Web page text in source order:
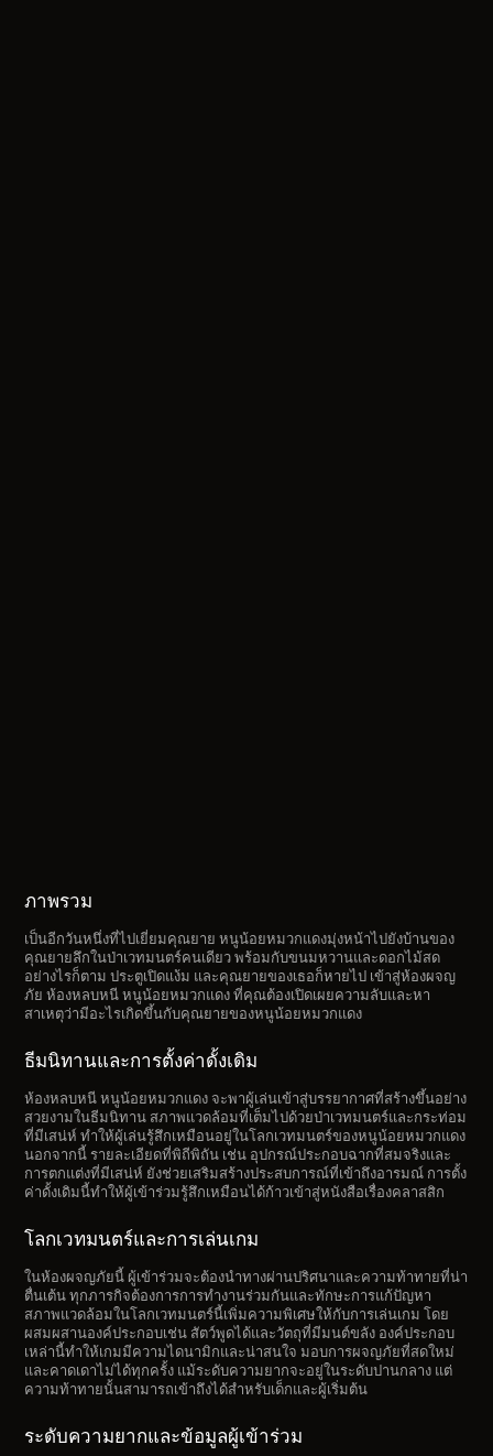
ภาพรวม
เป็นอีกวันหนึ่งที่ไปเยี่ยมคุณยาย หนูน้อยหมวกแดงมุ่งหน้าไปยังบ้านของ
คุณยายลึกในป่าเวทมนตร์คนเดียว พร้อมกับขนมหวานและดอกไม้สด
อย่างไรก็ตาม ประตูเปิดแง้ม และคุณยายของเธอก็หายไป เข้าสู่ห้องผจญ
ภัย ห้องหลบหนี หนูน้อยหมวกแดง ที่คุณต้องเปิดเผยความลับและหา
สาเหตุว่ามีอะไรเกิดขึ้นกับคุณยายของหนูน้อยหมวกแดง
ธีมนิทานและการตั้งค่าดั้งเดิม
ห้องหลบหนี หนูน้อยหมวกแดง จะพาผู้เล่นเข้าสู่บรรยากาศที่สร้างขึ้นอย่าง
สวยงามในธีมนิทาน สภาพแวดล้อมที่เต็มไปด้วยป่าเวทมนตร์และกระท่อม
ที่มีเสน่ห์ ทำให้ผู้เล่นรู้สึกเหมือนอยู่ในโลกเวทมนตร์ของหนูน้อยหมวกแดง
นอกจากนี้ รายละเอียดที่พิถีพิถัน เช่น อุปกรณ์ประกอบฉากที่สมจริงและ
การตกแต่งที่มีเสน่ห์ ยังช่วยเสริมสร้างประสบการณ์ที่เข้าถึงอารมณ์ การตั้ง
ค่าดั้งเดิมนี้ทำให้ผู้เข้าร่วมรู้สึกเหมือนได้ก้าวเข้าสู่หนังสือเรื่องคลาสสิก
โลกเวทมนตร์และการเล่นเกม
ในห้องผจญภัยนี้ ผู้เข้าร่วมจะต้องนำทางผ่านปริศนาและความท้าทายที่น่า
ตื่นเต้น ทุกภารกิจต้องการการทำงานร่วมกันและทักษะการแก้ปัญหา
สภาพแวดล้อมในโลกเวทมนตร์นี้เพิ่มความพิเศษให้กับการเล่นเกม โดย
ผสมผสานองค์ประกอบเช่น สัตว์พูดได้และวัตถุที่มีมนต์ขลัง องค์ประกอบ
เหล่านี้ทำให้เกมมีความไดนามิกและน่าสนใจ มอบการผจญภัยที่สดใหม่
และคาดเดาไม่ได้ทุกครั้ง แม้ระดับความยากจะอยู่ในระดับปานกลาง แต่
ความท้าทายนั้นสามารถเข้าถึงได้สำหรับเด็กและผู้เริ่มต้น
ระดับความยากและข้อมูลผู้เข้าร่วม